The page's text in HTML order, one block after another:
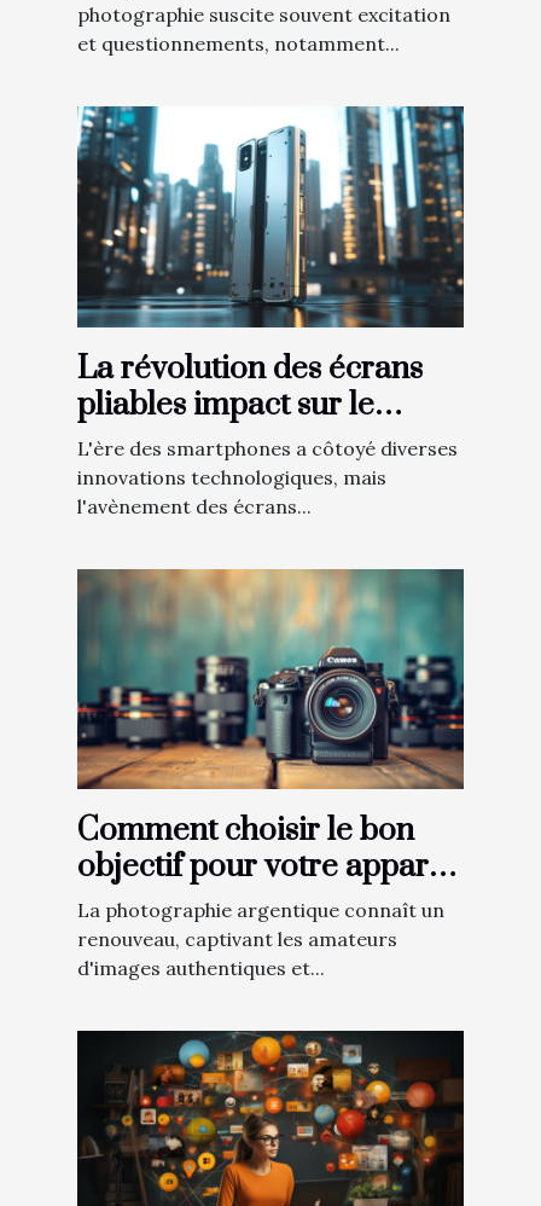
photographie suscite souvent excitation
et questionnements, notamment...
La révolution des écrans
pliables impact sur le
marché mobile et
perspectives d'avenir
L'ère des smartphones a côtoyé diverses
innovations technologiques, mais
l'avènement des écrans...
Comment choisir le bon
objectif pour votre appareil
photo argentique
La photographie argentique connaît un
renouveau, captivant les amateurs
d'images authentiques et...